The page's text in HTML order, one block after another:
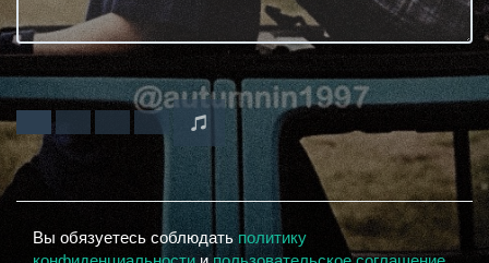
Вы обязуетесь соблюдатьполитику